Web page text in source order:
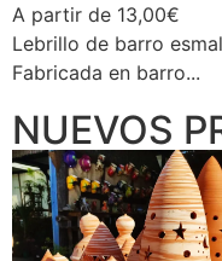
A partir de 13,00€
Lebrillo de barro
Fabricada en barro...
NUEVOS